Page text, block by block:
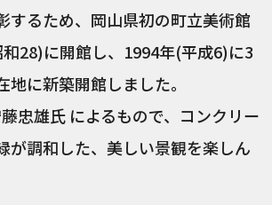
するため、岡山県初の町立美術館
28)に開館し、1994年(平成6)に3
に新築開館しました。
忠雄氏 によるもので、コンクリー
が調和した、美しい景観を楽しん